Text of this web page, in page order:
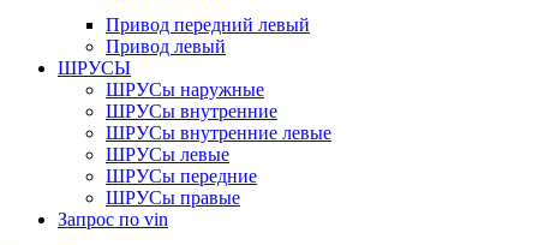
Привод передний левый
Привод левый
ШРУСЫ
ШРУСы наружные
ШРУСы внутренние
ШРУСы внутренние левые
ШРУСы левые
ШРУСы передние
ШРУСы правые
Запрос по vin